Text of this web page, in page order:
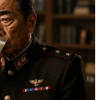
kes Covid-
dua minggu